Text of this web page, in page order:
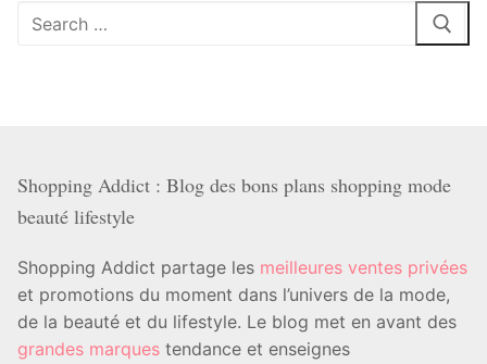
Rechercher
Shopping Addict : Blog des bons plans shopping mode
beauté lifestyle
Shopping Addict partage les meilleures ventes privées
et promotions du moment dans l’univers de la mode,
de la beauté et du lifestyle. Le blog met en avant des
grandes marques tendance et enseignes